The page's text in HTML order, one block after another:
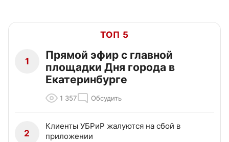
ТОП 5
1
Прямой эфир с главной
площадки Дня города в
Екатеринбурге
1 357 Обсудить
2
Клиенты УБРиР жалуются на сбой в
приложении